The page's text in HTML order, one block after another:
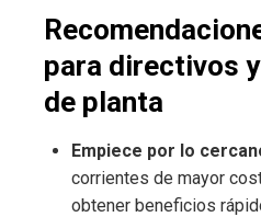
para directivos
de planta
Empiece por lo
corrientes de mayor
obtener beneficios